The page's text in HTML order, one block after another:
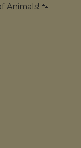
Animals! 🐾